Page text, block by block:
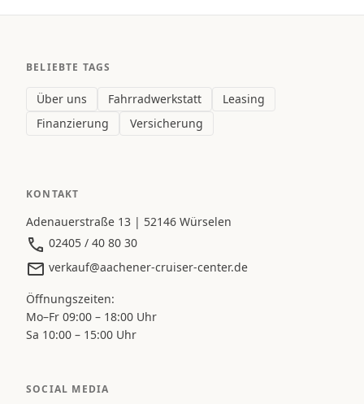
BELIEBTE TAGS
Über uns Fahrradwerkstatt
Leasing
Finanzierung
Versicherung
KONTAKT
Adenauerstraße 13 | 52146 Würselen
02405 / 40 80 30
verkauf@aachener-cruiser-center.de
Öffnungszeiten:
Mo–Fr 09:00 – 18:00 Uhr
Sa 10:00 – 15:00 Uhr
SOCIAL MEDIA